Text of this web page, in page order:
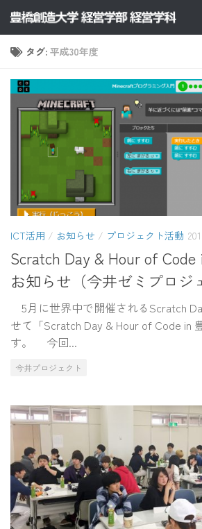
コンテンツへスキップ
タグ: 平成30年度
ICT活用 / お知らせ / プロジェクト活動
Scratch Day & Hour of
お知らせ（今井ゼミプロジ
5月に世界中で開催されるScratch
せて「Scratch Day & Hour of Code in
す。 今回...
今井プロジェクト